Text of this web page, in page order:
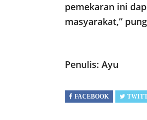
pemekaran ini
masyarakat,”
Penulis: Ayu
FACEBOOK